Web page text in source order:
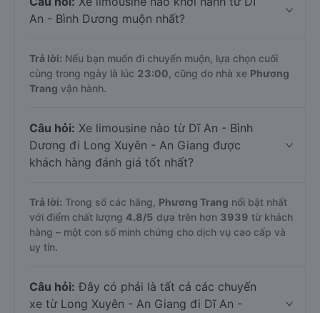
An - Bình Dương muộn nhất?
Trả lời: Nếu bạn muốn đi chuyến muộn, lựa chọn cuối
cùng trong ngày là lúc 23:00 , cũng do nhà xe Phương
Trang vận hành.
Câu hỏi: Xe limousine nào từ Dĩ An - Bình
Dương đi Long Xuyên - An Giang được
khách hàng đánh giá tốt nhất?
Trả lời: Trong số các hãng, Phương Trang nổi bật nhất
với điểm chất lượng 4.8/5 dựa trên hơn 3939 từ khách
hàng – một con số minh chứng cho dịch vụ cao cấp và
uy tín.
Câu hỏi: Đây có phải là tất cả các chuyến
xe từ Long Xuyên - An Giang đi Dĩ An -